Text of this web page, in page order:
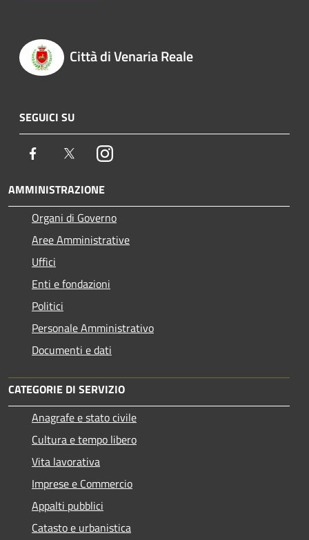
Città di Venaria Reale
SEGUICI SU
Facebook TwitterInstagram
AMMINISTRAZIONE
Organi di Governo
Aree Amministrative
Uffici
Enti e fondazioni
Politici
Personale Amministrativo
Documenti e dati
CATEGORIE DI SERVIZIO
Anagrafe e stato civile
Cultura e tempo libero
Vita lavorativa
Imprese e Commercio
Appalti pubblici
Catasto e urbanistica